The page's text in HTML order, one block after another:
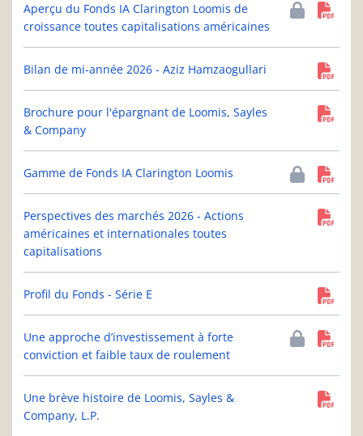
Aperçu du Fonds IA Clarington Loomis de
croissance toutes capitalisations américaines
Bilan de mi-année 2026 - Aziz Hamzaogullari
Brochure pour l'épargnant de Loomis, Sayles
& Company
Gamme de Fonds IA Clarington Loomis
Perspectives des marchés 2026 - Actions
américaines et internationales toutes
capitalisations
Profil du Fonds - Série E
Une approche d’investissement à forte
conviction et faible taux de roulement
Une brève histoire de Loomis, Sayles &
Company, L.P.